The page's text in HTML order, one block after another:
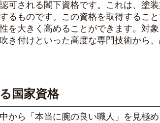
可される閣下資格です。これは、塗
るものです。この資格を取得するこ
を大きく高めることができます。対
き付けといった高度な専門技術から
国家資格
から「本当に腕の良い職人」を見極め